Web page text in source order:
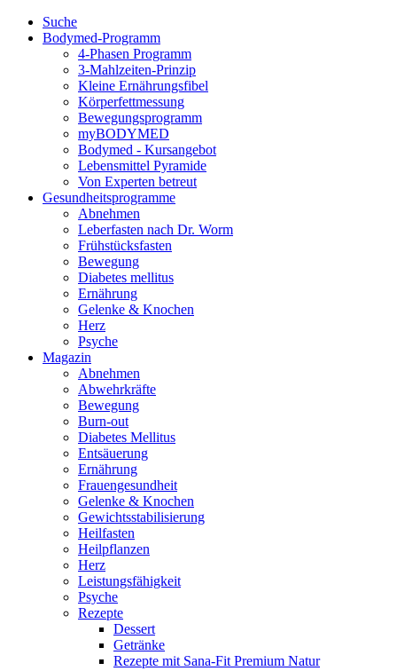
Suche
Bodymed-Programm
4-Phasen Programm
3-Mahlzeiten-Prinzip
Kleine Ernährungsfibel
Körperfettmessung
Bewegungsprogramm
myBODYMED
Bodymed - Kursangebot
Lebensmittel Pyramide
Von Experten betreut
Gesundheitsprogramme
Abnehmen
Leberfasten nach Dr. Worm
Frühstücksfasten
Bewegung
Diabetes mellitus
Ernährung
Gelenke & Knochen
Herz
Psyche
Magazin
Abnehmen
Abwehrkräfte
Bewegung
Burn-out
Diabetes Mellitus
Entsäuerung
Ernährung
Frauengesundheit
Gelenke & Knochen
Gewichtsstabilisierung
Heilfasten
Heilpflanzen
Herz
Leistungsfähigkeit
Psyche
Rezepte
Dessert
Getränke
Rezepte mit Sana-Fit Premium Natur